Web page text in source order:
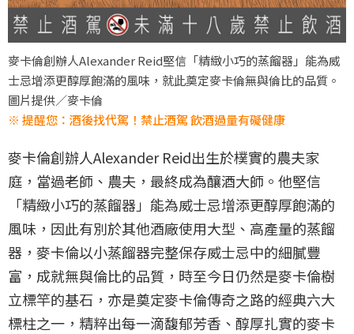
麥卡倫創辦人Alexander Reid堅信「精緻小巧的蒸餾器」能為威
士忌增添更醇厚飽滿的風味，就此奠定麥卡倫無與倫比的品質。
圖片提供／麥卡倫
※ 提醒您：酒後找代駕！禁止酒駕 飲酒過量有礙健康
麥卡倫創辦人Alexander Reid出生於樸實的農夫家
庭，當過老師、農夫，最終成為釀酒大師。他堅信
「精緻小巧的蒸餾器」能為威士忌增添更醇厚飽滿的
風味，因此有別於其他酒廠使用大型、高產量的蒸餾
器，麥卡倫以小蒸餾器完整保存威士忌中的細膩豐
富，成就無與倫比的品質，時至今日仍然是麥卡倫樹
立標竿的基石，亦是奠定麥卡倫傳奇之路的經典六大
標柱之一，精粹出每一滴馥郁芳香、醇厚扎實的麥卡